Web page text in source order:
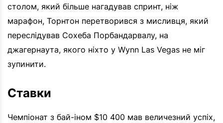
столом, який більше нагадував спринт, ніж
марафон, Торнтон перетворився з мисливця, який
переслідував Сохеба Порбандарвалу, на
джагернаута, якого ніхто у Wynn Las Vegas не міг
зупинити.
Ставки
Чемпіонат з бай-іном $10 400 мав величезний успіх,